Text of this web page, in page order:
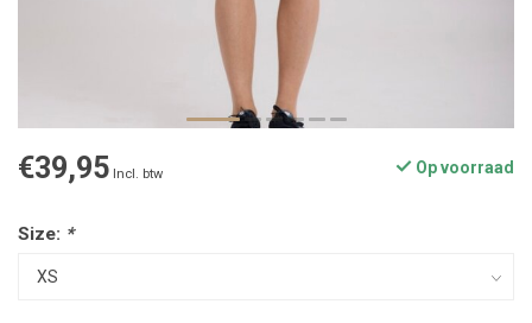
€39,95 Incl. btw Op voorraad
Size: *